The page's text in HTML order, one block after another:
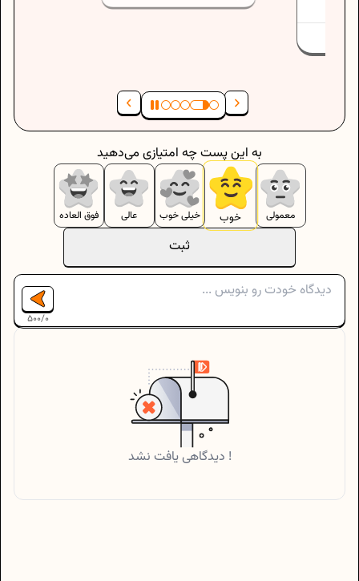
ثبت
معمولی خوب خیلی خوب عالی فوق العاده
به این پست چه امتیازی می‌دهید
500/0
دیدگاهی یافت نشد !